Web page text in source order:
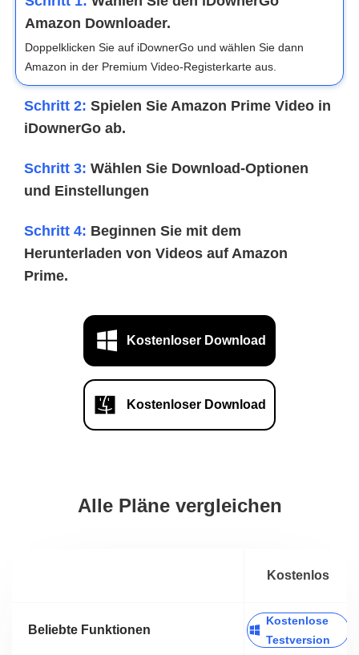
Schritt 1: Wählen Sie den iDownerGo
Amazon Downloader.
Doppelklicken Sie auf iDownerGo und wählen Sie dann
Amazon in der Premium Video-Registerkarte aus.
Schritt 2: Spielen Sie Amazon Prime Video in
iDownerGo ab.
Schritt 3: Wählen Sie Download-Optionen
und Einstellungen
Schritt 4: Beginnen Sie mit dem
Herunterladen von Videos auf Amazon
Prime.
Kostenloser Download
Kostenloser Download
Alle Pläne vergleichen
Kostenlos
Beliebte Funktionen
Kostenlose
Testversion